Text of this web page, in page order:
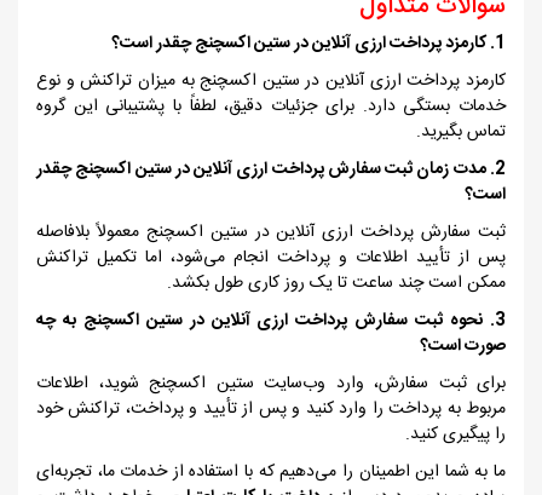
1. کارمزد پرداخت ارزی آنلاین در ستین اکسچنج چقدر است؟
کارمزد پرداخت ارزی آنلاین در ستین اکسچنج به میزان تراکنش و نوع
خدمات بستگی دارد. برای جزئیات دقیق، لطفاً با پشتیبانی این گروه
تماس بگیرید.
2. مدت زمان ثبت سفارش پرداخت ارزی آنلاین در ستین اکسچنج چقدر
است؟
ثبت سفارش پرداخت ارزی آنلاین در ستین اکسچنج معمولاً بلافاصله
پس از تأیید اطلاعات و پرداخت انجام می‌شود، اما تکمیل تراکنش
ممکن است چند ساعت تا یک روز کاری طول بکشد.
3. نحوه ثبت سفارش پرداخت ارزی آنلاین در ستین اکسچنج به چه
صورت است؟
برای ثبت سفارش، وارد وب‌سایت ستین اکسچنج شوید، اطلاعات
مربوط به پرداخت را وارد کنید و پس از تأیید و پرداخت، تراکنش خود
را پیگیری کنید.
ما به شما این اطمینان را می‌دهیم که با استفاده از خدمات ما، تجربه‌ای